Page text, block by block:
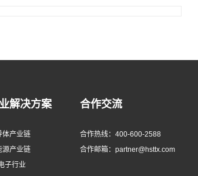
解决方案
体产业链
源产业链
子行业
合作交流
合作热线：400-600-2588
合作邮箱：partner@hsttx.com